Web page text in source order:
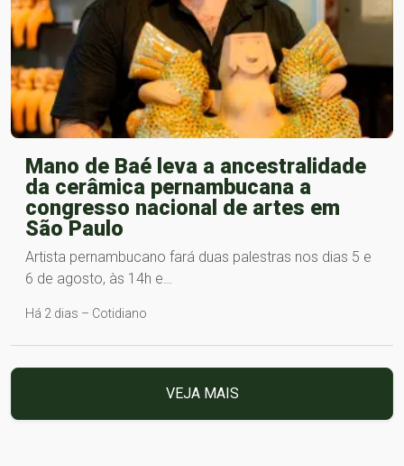
Mano de Baé leva a ancestralidade
da cerâmica pernambucana a
congresso nacional de artes em
São Paulo
Artista pernambucano fará duas palestras nos dias 5 e
6 de agosto, às 14h e…
Há 2 dias – Cotidiano
VEJA MAIS